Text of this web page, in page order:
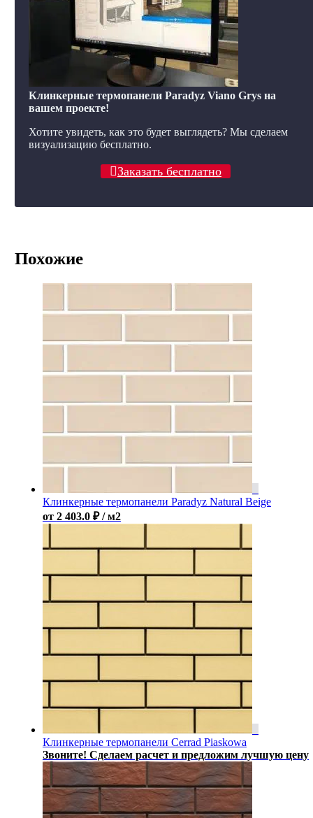
Клинкерные термопанели Paradyz Viano Grys на
вашем проекте!
Хотите увидеть, как это будет выглядеть? Мы сделаем
визуализацию бесплатно.
Заказать бесплатно
Похожие
Клинкерные термопанели Paradyz Natural Beige
от 2 403.0 ₽ / м2
Клинкерные термопанели Cerrad Piaskowa
Звоните! Сделаем расчет и предложим лучшую цену